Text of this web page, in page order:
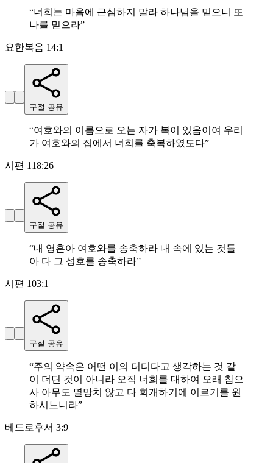
“너희는 마음에 근심하지 말라 하나님을 믿으니 또
나를 믿으라”
요한복음 14:1
구절 공유
“여호와의 이름으로 오는 자가 복이 있음이여 우리
가 여호와의 집에서 너희를 축복하였도다”
시편 118:26
구절 공유
“내 영혼아 여호와를 송축하라 내 속에 있는 것들
아 다 그 성호를 송축하라”
시편 103:1
구절 공유
“주의 약속은 어떤 이의 더디다고 생각하는 것 같
이 더딘 것이 아니라 오직 너희를 대하여 오래 참으
사 아무도 멸망치 않고 다 회개하기에 이르기를 원
하시느니라”
베드로후서 3:9